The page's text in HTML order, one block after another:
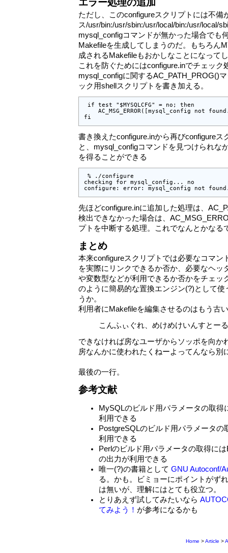
ただし、このconfigureスクリプトには不備
ス/usr/bin:/usr/sbin:/usr/local/bin:/usr/local/
mysql_configコマンドが無かった場合でも
Makefileを生成してしまうのだ。もちろん
成されるMakefileもおかしなことになって
これを防ぐためにはconfigure.inでチェック
mysql_configに関するAC_PATH_PROG()
ック用shellスクリプトを書き加える。
if test "$MYSQLCFG" = no; then
AC_MSG_ERROR([mysql_config not
fi
書き換えたconfigure.inから再びconfigureス
と、mysql_configコマンドを見つけられな
を得ることができる
% ./configure
checking for mysql_config... no
configure: error: mysql_config not
先ほどconfigure.inに追加した処理は、
検出できなかった場合は、
プトを中断する処理。これでなんとかなる
まとめ
本来configureスクリプトでは必要なコマン
を実際にリンクできるか否か、必要なヘッ
や変数型などが利用できるか否かをチェッ
のように簡易的な置換エンジン(?)として
うか。
利用者にMakefileを編集させるのはもう古
こんふぃぐれ、めけめけいんすとーる
できなければ房なユーザからソッポを向か
房なんかに使われたくねーよってんなら別
最後の一行。
参考文献
MySQLのビルド用パラメータの取得
利用できる
PostgreSQLのビルド用パラメータの
利用できる
Perlのビルド用パラメータの取得に
の出力が利用できる
唯一(?)の書籍として GNU Autoconf/
る。かも。ビミョーにポイントがず
は無いが、理解にはとても役立つ。
とりあえず試してみたいなら
てみよう！ が参考になるかも
Home >Article >